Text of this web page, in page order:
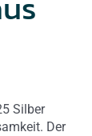
Silber
Der